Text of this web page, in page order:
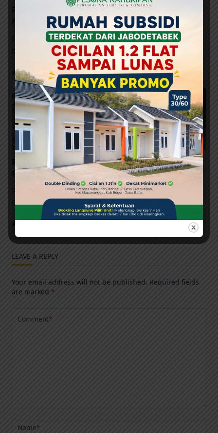
Pesona Kahuripan 9: Memahami Keindahan
Perumahan Subsidi
Perumahan subsidi menjadi pilihan utama bagi
banyak keluarga yang menginginkan...
Admin Dec 6, 2023
Promo Potongan Harga 50% DP & Booking di
Perumahan Pesona Kahuripan 9
Promo Potongan Harga 50% DP dan Booking di
Pesona Kahuripan...
LEAVE A REPLY
Your email address will not be published. Required fields
are marked *
Comment*
Name*